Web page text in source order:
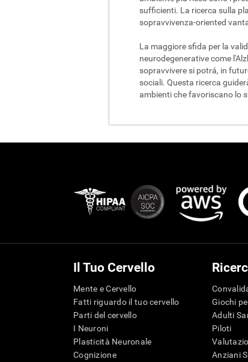
sufficienti. La ricerca sulla
sopravvivenza-oriented
La maggiore sfida per la
neurodegenerative come
sopravvivere si potrá, in
sociali. Questa ricerca
ambienti che favoriscano lo
Il Tuo Cervello
Mente e Cervello
Fatti riguardo il tuo cervello
Parti del cervello
I Neuroni
Plasticità Neuronale
Cognizione
Giochi
Adulti
Piloti
Anziani